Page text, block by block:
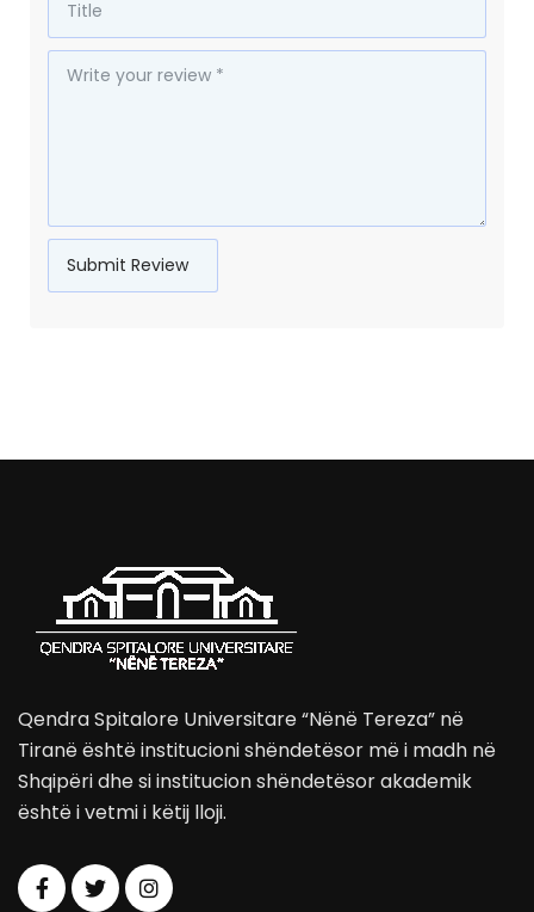
Qendra Spitalore Universitare “Nënë Tereza” në
Tiranë është institucioni shëndetësor më i madh në
Shqipëri dhe si institucion shëndetësor akademik
është i vetmi i këtij lloji.